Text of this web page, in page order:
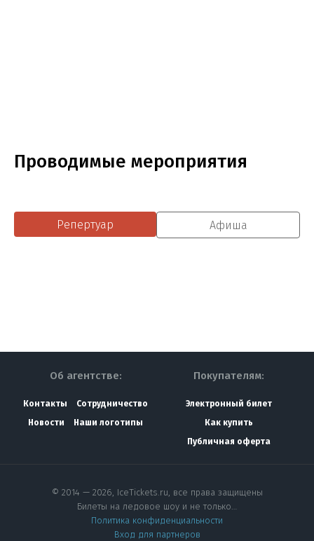
Проводимые мероприятия
Репертуар Афиша
Об агентстве:
Контакты
Сотрудничество
Новости
Наши логотипы
Покупателям:
Электронный билет
Как купить
Публичная оферта
© 2014 — 2026, IceTickets.ru, все права защищены
Билеты на ледовое шоу и не только…
Политика конфиденциальности
Вход для партнеров